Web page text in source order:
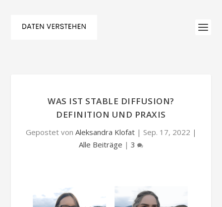
WAS IST STABLE DIFFUSION?
DEFINITION UND PRAXIS
Gepostet von Aleksandra Klofat| Sep. 17, 2022 |
Alle Beiträge | 3